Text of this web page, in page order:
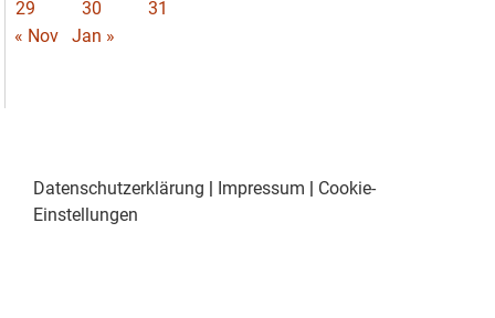
29
30
31
« Nov
Jan »
Datenschutzerklärung Impressum
Cookie-
Einstellungen